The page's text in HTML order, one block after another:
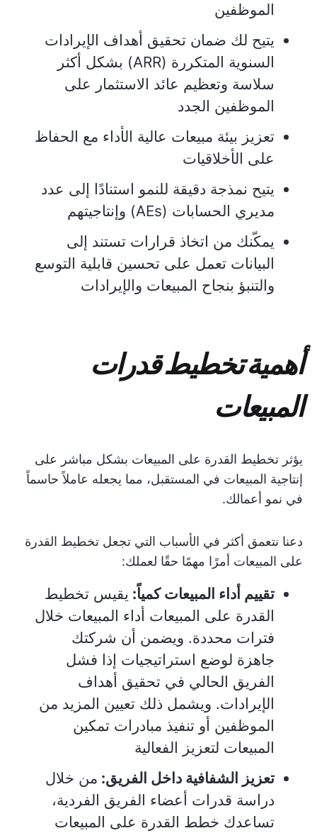
الموظفين
يتيح لك ضمان تحقيق أهداف الإيرادات
السنوية المتكررة (ARR) بشكل أكثر
سلاسة وتعظيم عائد الاستثمار على
الموظفين الجدد
تعزيز بيئة مبيعات عالية الأداء مع الحفاظ
على الأخلاقيات
يتيح نمذجة دقيقة للنمو استنادًا إلى عدد
مديري الحسابات (AEs) وإنتاجيتهم
يمكّنك من اتخاذ قرارات تستند إلى
البيانات تعمل على تحسين قابلية التوسع
والتنبؤ بنجاح المبيعات والإيرادات
أهمية تخطيط قدرات
المبيعات
يؤثر تخطيط القدرة على المبيعات بشكل مباشر على
إنتاجية المبيعات في المستقبل، مما يجعله عاملاً حاسماً
في نمو أعمالك.
دعنا نتعمق أكثر في الأسباب التي تجعل تخطيط القدرة
على المبيعات أمرًا مهمًا حقًا لعملك:
تقييم أداء المبيعات كمياً: يقيس تخطيط
القدرة على المبيعات أداء المبيعات خلال
فترات محددة. ويضمن أن شركتك
جاهزة لوضع استراتيجيات إذا فشل
الفريق الحالي في تحقيق أهداف
الإيرادات. ويشمل ذلك تعيين المزيد من
الموظفين أو تنفيذ مبادرات تمكين
المبيعات لتعزيز الفعالية
تعزيز الشفافية داخل الفريق: من خلال
دراسة قدرات أعضاء الفريق الفردية،
تساعدك خطط القدرة على المبيعات